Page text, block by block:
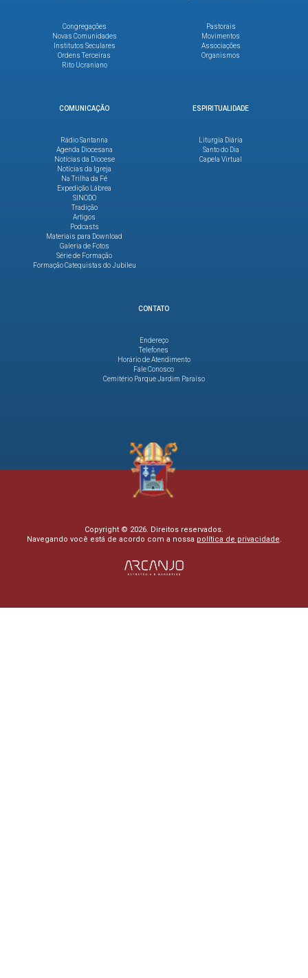
Congregações
Novas Comunidades
Institutos Seculares
Ordens Terceiras
Rito Ucraniano
Pastorais
Movimentos
Associações
Organismos
COMUNICAÇÃO
Rádio Santanna
Agenda Diocesana
Notícias da Diocese
Notícias da Igreja
Na Trilha da Fé
Expedição Lábrea
SINODO
Tradição
Artigos
Podcasts
Materiais para Download
Galeria de Fotos
Série de Formação
Formação Catequistas do Jubileu
ESPIRITUALIDADE
Liturgia Diária
Santo do Dia
Capela Virtual
CONTATO
Endereço
Telefones
Horário de Atendimento
Fale Conosco
Cemitério Parque Jardim Paraíso
Copyright © 2026. Direitos reservados.
Navegando você está de acordo com a nossa política de privacidade.